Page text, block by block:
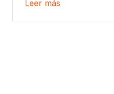
Leer más